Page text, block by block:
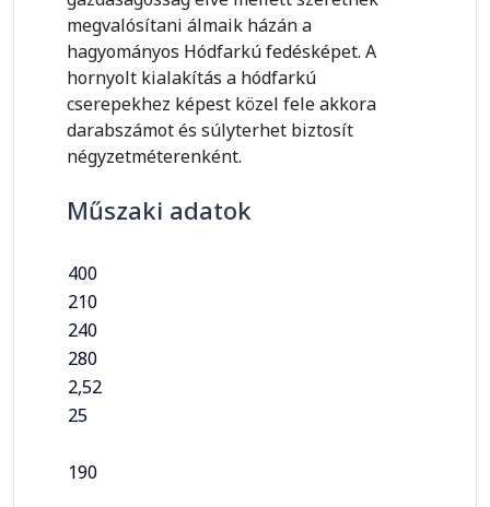
megvalósítani álmaik házán a
hagyományos Hódfarkú fedésképet. A
hornyolt kialakítás a hódfarkú
cserepekhez képest közel fele akkora
darabszámot és súlyterhet biztosít
négyzetméterenként.
Műszaki adatok
400
210
240
280
2,52
25
190